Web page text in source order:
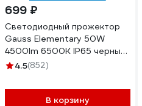
699 ₽
Светодиодный прожектор
Gauss Elementary 50W
4500lm 6500К IP65 черный
613100350
4.5(852)
В корзину